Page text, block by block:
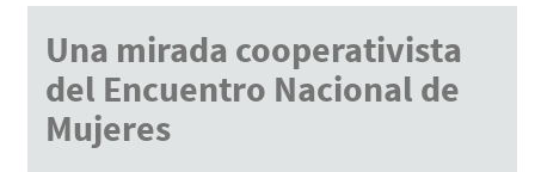
Una mirada cooperativista
del Encuentro Nacional de
Mujeres